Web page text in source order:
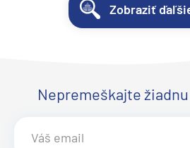
Zobraziť
Nepremeškajte